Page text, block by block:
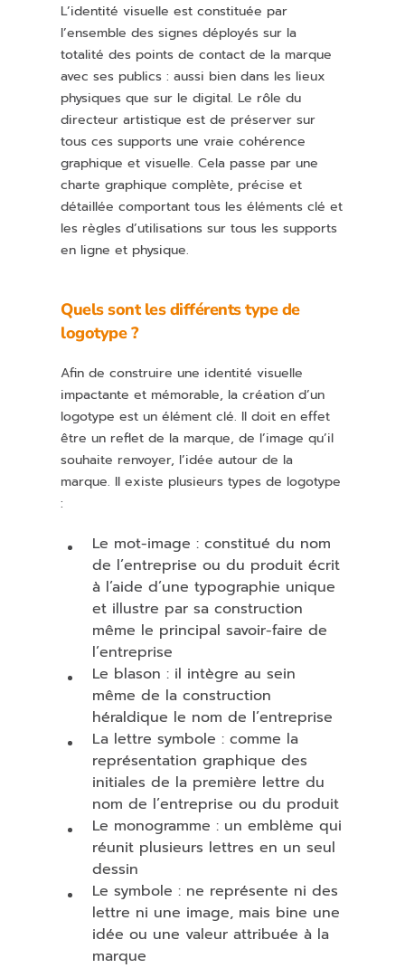
L’identité visuelle est constituée par
l’ensemble des signes déployés sur la
totalité des points de contact de la marque
avec ses publics : aussi bien dans les lieux
physiques que sur le digital. Le rôle du
directeur artistique est de préserver sur
tous ces supports une vraie cohérence
graphique et visuelle. Cela passe par une
charte graphique complète, précise et
détaillée comportant tous les éléments clé et
les règles d’utilisations sur tous les supports
en ligne et physique.
Quels sont les différents type de
logotype ?
Afin de construire une identité visuelle
impactante et mémorable, la création d’un
logotype est un élément clé. Il doit en effet
être un reflet de la marque, de l’image qu’il
souhaite renvoyer, l’idée autour de la
marque. Il existe plusieurs types de logotype
:
Le mot-image : constitué du nom
de l’entreprise ou du produit écrit
à l’aide d’une typographie unique
et illustre par sa construction
même le principal savoir-faire de
l’entreprise
Le blason : il intègre au sein
même de la construction
héraldique le nom de l’entreprise
La lettre symbole : comme la
représentation graphique des
initiales de la première lettre du
nom de l’entreprise ou du produit
Le monogramme : un emblème qui
réunit plusieurs lettres en un seul
dessin
Le symbole : ne représente ni des
lettre ni une image, mais bine une
idée ou une valeur attribuée à la
marque